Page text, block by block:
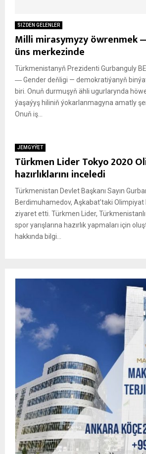
SIZDEN GELENLER
Milli mirasymyzy öwrenmek
üns merkezinde
Türkmenistanyň Prezidenti Gurbanguly
― Gender deňligi — demokratiýanyň
biri. Onuň durmuşyň ähli ugurlarynda
ýaşaýyş hiliniň ýokarlanmagyna amatly
Onuň iş...
JEMGYÝET
Türkmen Lider Tokyo 2020
hazırlıklarını inceledi
Türkmenistan Devlet Başkanı Sayın
Berdimuhamedov, Aşkabat’taki Olimpiyat
ziyaret etti. Türkmen Lider, Türkmenistanlı
spor yarışlarına hazırlık yapmaları için
hakkında bilgi...